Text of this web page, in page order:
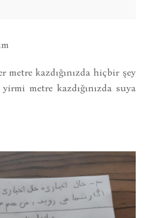
kazdığınızda hiçbir şey
metre kazdığınızda suya